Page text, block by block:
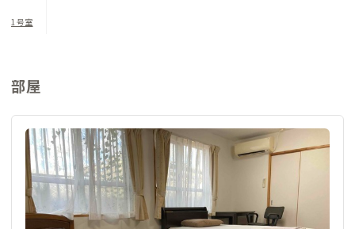
1号室
部屋